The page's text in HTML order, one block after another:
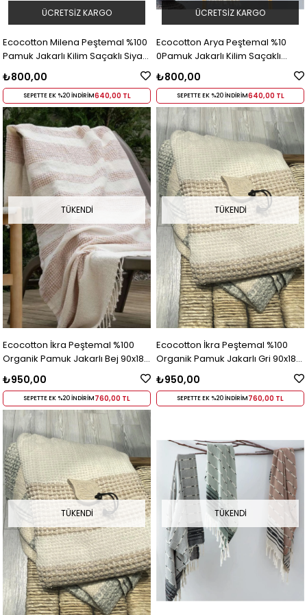
Ecocotton Milena Peştemal %100
Pamuk Jakarlı Kilim Saçaklı Siyah
₺800,00
SEPETTE EK %20 İNDİRİM640,00 TL
ÜCRETSIZ KARGO
Ecocotton Arya Peştemal %10
0Pamuk Jakarlı Kilim Saçaklı
₺800,00
SEPETTE EK %20 İNDİRİM640,00 TL
ÜCRETSIZ KARGO
TÜKENDI
Ecocotton İkra Peştemal %100
Organik Pamuk Jakarlı Bej 90x180
Cm
₺950,00
SEPETTE EK %20 İNDİRİM760,00 TL
TÜKENDI
Ecocotton İkra Peştemal %100
Organik Pamuk Jakarlı Gri 90x180
Cm
₺950,00
SEPETTE EK %20 İNDİRİM760,00 TL
TÜKENDI TÜKENDI